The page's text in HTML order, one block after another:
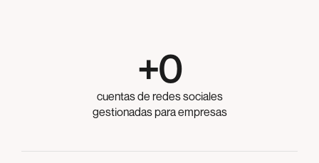
+0
cuentas de redes sociales
gestionadas para empresas